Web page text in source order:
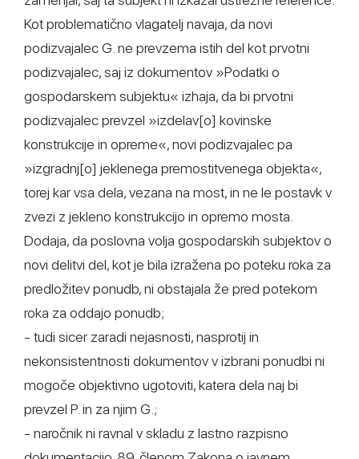
Kot problematično vlagatelj navaja, da novi
podizvajalec G. ne prevzema istih del kot prvotni
podizvajalec, saj iz dokumentov »Podatki o
gospodarskem subjektu« izhaja, da bi prvotni
podizvajalec prevzel »izdelav[o] kovinske
konstrukcije in opreme«, novi podizvajalec pa
»izgradnj[o] jeklenega premostitvenega objekta«,
torej kar vsa dela, vezana na most, in ne le postavk v
zvezi z jekleno konstrukcijo in opremo mosta.
Dodaja, da poslovna volja gospodarskih subjektov o
novi delitvi del, kot je bila izražena po poteku roka za
predložitev ponudb, ni obstajala že pred potekom
roka za oddajo ponudb;
- tudi sicer zaradi nejasnosti, nasprotij in
nekonsistentnosti dokumentov v izbrani ponudbi ni
mogoče objektivno ugotoviti, katera dela naj bi
prevzel P. in za njim G.;
- naročnik ni ravnal v skladu z lastno razpisno